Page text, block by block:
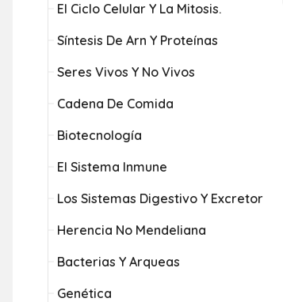
El Ciclo Celular Y La Mitosis.
Síntesis De Arn Y Proteínas
Seres Vivos Y No Vivos
Cadena De Comida
Biotecnología
El Sistema Inmune
Los Sistemas Digestivo Y Excretor
Herencia No Mendeliana
Bacterias Y Arqueas
Genética